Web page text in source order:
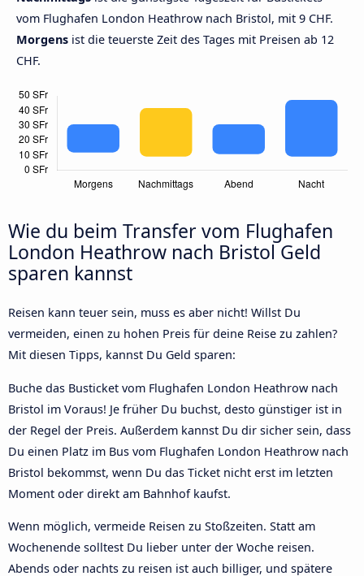
vom Flughafen London Heathrow nach Bristol, mit 9 CHF.
Morgens ist die teuerste Zeit des Tages mit Preisen ab 12
CHF.
Wie du beim Transfer vom Flughafen
London Heathrow nach Bristol Geld
sparen kannst
Reisen kann teuer sein, muss es aber nicht! Willst Du
vermeiden, einen zu hohen Preis für deine Reise zu zahlen?
Mit diesen Tipps, kannst Du Geld sparen:
Buche das Busticket vom Flughafen London Heathrow nach
Bristol im Voraus! Je früher Du buchst, desto günstiger ist in
der Regel der Preis. Außerdem kannst Du dir sicher sein, dass
Du einen Platz im Bus vom Flughafen London Heathrow nach
Bristol bekommst, wenn Du das Ticket nicht erst im letzten
Moment oder direkt am Bahnhof kaufst.
Wenn möglich, vermeide Reisen zu Stoßzeiten. Statt am
Wochenende solltest Du lieber unter der Woche reisen.
Abends oder nachts zu reisen ist auch billiger, und spätere